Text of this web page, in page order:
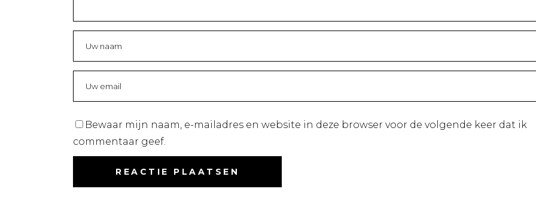
Bewaar mijn naam, e-mailadres en website in deze browser voor de volgende keer dat ik
commentaar geef.